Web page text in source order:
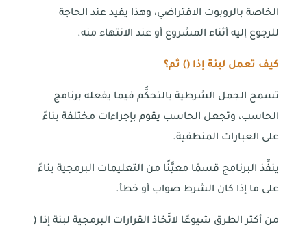
الخاصة بالروبوت الافتراضي، وهذا يفيد عند الحاجة
للرجوع إليه أثناء المشروع أو عند الانتهاء منه.
كيف تعمل لبنة إذا () ثم؟
تسمح الجمل الشرطية بالتحكُّم فيما يفعله برنامج
الحاسب، وتجعل الحاسب يقوم بإجراءات مختلفة بناءً
على العبارات المنطقية.
ينفِّذ البرنامج قسمًا معيَّنًا من التعليمات البرمجية بناءً
على ما إذا كان الشرط صواب أو خطأ.
من أكثر الطرق شيوعًا لاتّخاذ القرارات البرمجية لبنة إذا (